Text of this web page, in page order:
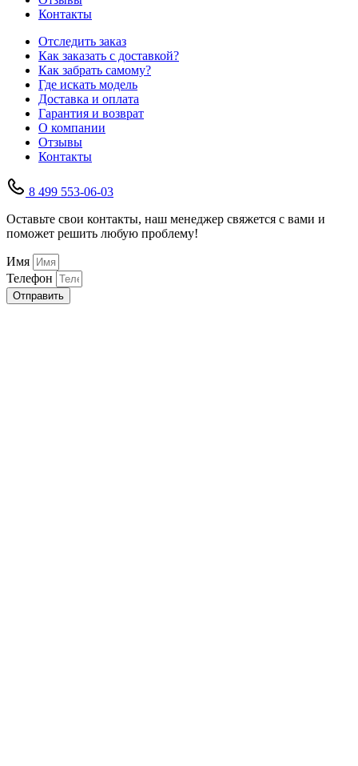
Контакты
Отследить заказ
Как заказать с доставкой?
Как забрать самому?
Где искать модель
Доставка и оплата
Гарантия и возврат
О компании
Отзывы
Контакты
8 499 553-06-03
Оставьте свои контакты, наш менеджер свяжется с вами и
поможет решить любую проблему!
Имя
Телефон
Отправить